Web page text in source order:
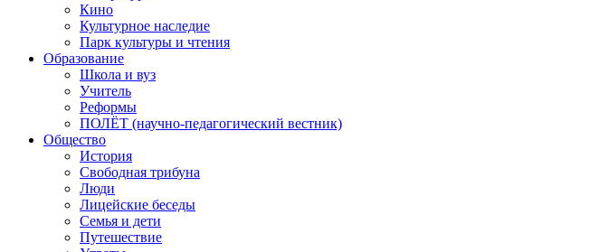
Кино
Культурное наследие
Парк культуры и чтения
Образование
Школа и вуз
Учитель
Реформы
ПОЛЁТ (научно-педагогический вестник)
Общество
История
Свободная трибуна
Люди
Лицейские беседы
Семья и дети
Путешествие